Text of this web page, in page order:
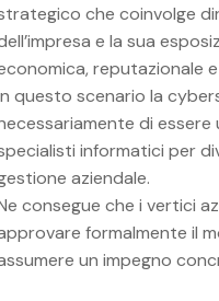
che coinvolge
e la sua
reputazionale
questo scenario la
di
informatici per
aziendale.
consegue che i vertici
formalmente il
un impegno